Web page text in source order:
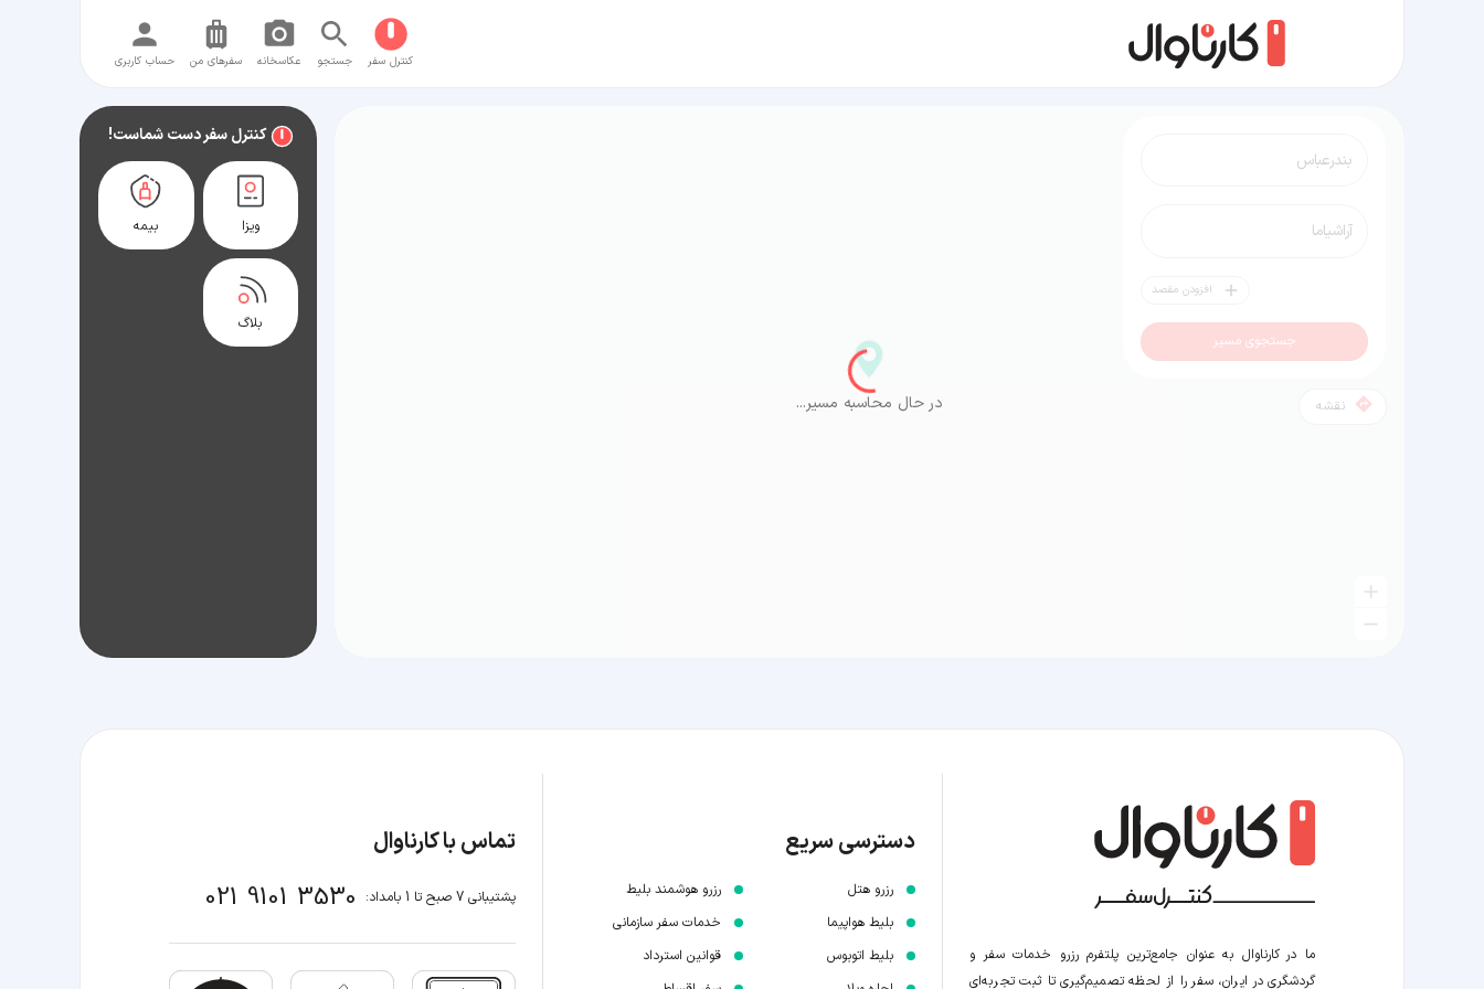
کنترل سفر جستجو عکاسخانه سفر‌های من حساب کاربری
افزودن مقصد
جستجوی مسیر
نقشه در حال محاسبه مسیر...
کنترل سفر دست شماست!
ویزا بیمه
بلاگ
ما در کارناوال به عنوان جامع‌ترین پلتفرم رزرو خدمات سفر و
گردشگری در ایران، سفر را از لحظه‌ تصمیم‌گیری تا ثبت تجربه‌ای
دسترسی سریع
رزرو هتل
بلیط هواپیما
بلیط اتوبوس
رزرو هوشمند بلیط
خدمات سفر سازمانی
قوانین استرداد
تماس با کارناوال
پشتیبانی 7 صبح تا 1 بامداد: 021 9101 3530